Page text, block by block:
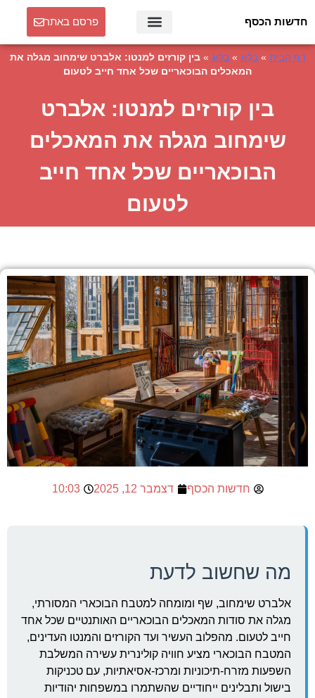
חדשות הכסף פרסם באתר
דף הבית »בלוג »בלוג »בין קורזים למנטו: אלברט שימחוב מגלה את
המאכלים הבוכאריים שכל אחד חייב לטעום
בין קורזים למנטו: אלברט
שימחוב מגלה את המאכלים
הבוכאריים שכל אחד חייב
לטעום
חדשות הכסף דצמבר 12, 2025 10:03
מה שחשוב לדעת
אלברט שימחוב, שף ומומחה למטבח הבוכארי המסורתי,
מגלה את סודות המאכלים הבוכאריים האותנטיים שכל אחד
חייב לטעום. מהפלוב העשיר ועד הקורזים והמנטו העדינים,
המטבח הבוכארי מציע חוויה קולינרית עשירה המשלבת
השפעות מזרח-תיכוניות ומרכז-אסיאתיות, עם טכניקות
בישול ותבלינים ייחודיים שהשתמרו במשפחות יהודיות